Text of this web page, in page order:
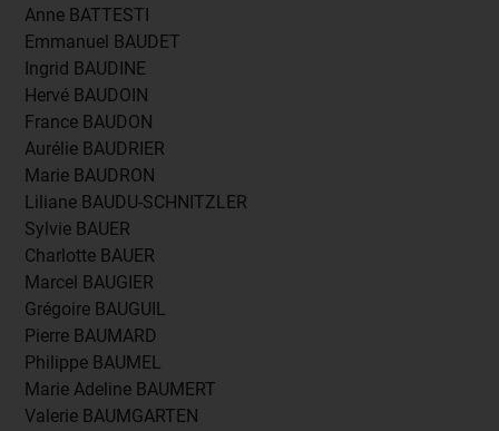
Anne BATTESTI
Emmanuel BAUDET
Ingrid BAUDINE
Hervé BAUDOIN
France BAUDON
Aurélie BAUDRIER
Marie BAUDRON
Liliane BAUDU-SCHNITZLER
Sylvie BAUER
Charlotte BAUER
Marcel BAUGIER
Grégoire BAUGUIL
Pierre BAUMARD
Philippe BAUMEL
Marie Adeline BAUMERT
Valerie BAUMGARTEN